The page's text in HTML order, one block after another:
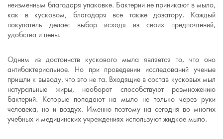
неизменным благодаря упаковке. Бактерии не приникают в мыло,
как в кусковом, благодаря все также дозатору. Каждый
покупатель делает выбор исходя из своих предпочтений,
удобства и цены.
Одним из достоинств кускового мыла является то, что оно
антибактериальное. Но при проведении исследований ученые
пришли к выводу, что это не та. Входящие в состав кусковых мыл
натуральные жиры, наоборот способствуют размножению
бактерий. Которые попадают на мыло не только через руки
человека, но и воздух. Именно поэтому на сегодня во многих
учебных и медицинских учреждениях используют жидкое мыло.